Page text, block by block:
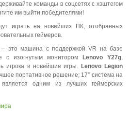
команды в соцсетях с хэштегом
им выйти победителями!
играть на новейших ПК, отобранных
геймеров.
– это машина с поддержкой VR на базе
с изогнутым монитором
Lenovo Y27g,
игрока в новейшие игры. Lenovo Legion
портативное решение; 17” система на
одним из лучших геймерских